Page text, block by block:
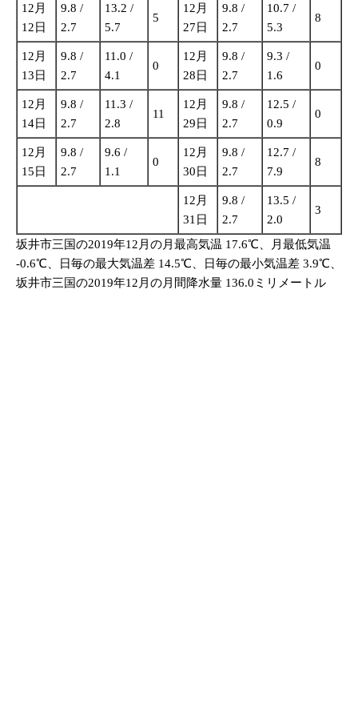
12月
12日
9.8 /
2.7
13.2 /
5.7
5
12月
27日
9.8 /
2.7
10.7 /
5.3
8
12月
13日
9.8 /
2.7
11.0 /
4.1
0
12月
28日
9.8 /
2.7
9.3 /
1.6
0
12月
14日
9.8 /
2.7
11.3 /
2.8
11
12月
29日
9.8 /
2.7
12.5 /
0.9
0
12月
15日
9.8 /
2.7
9.6 /
1.1
0
12月
30日
9.8 /
2.7
12.7 /
7.9
8
12月
31日
9.8 /
2.7
13.5 /
2.0
3
坂井市三国の2019年12月の月最高気温 17.6℃、月最低気温
-0.6℃、日毎の最大気温差 14.5℃、日毎の最小気温差 3.9℃、
坂井市三国の2019年12月の月間降水量 136.0ミリメートル